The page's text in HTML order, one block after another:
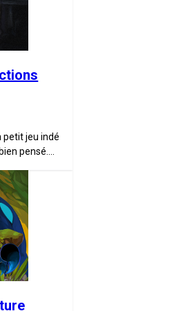
petit jeu indé
pensé....